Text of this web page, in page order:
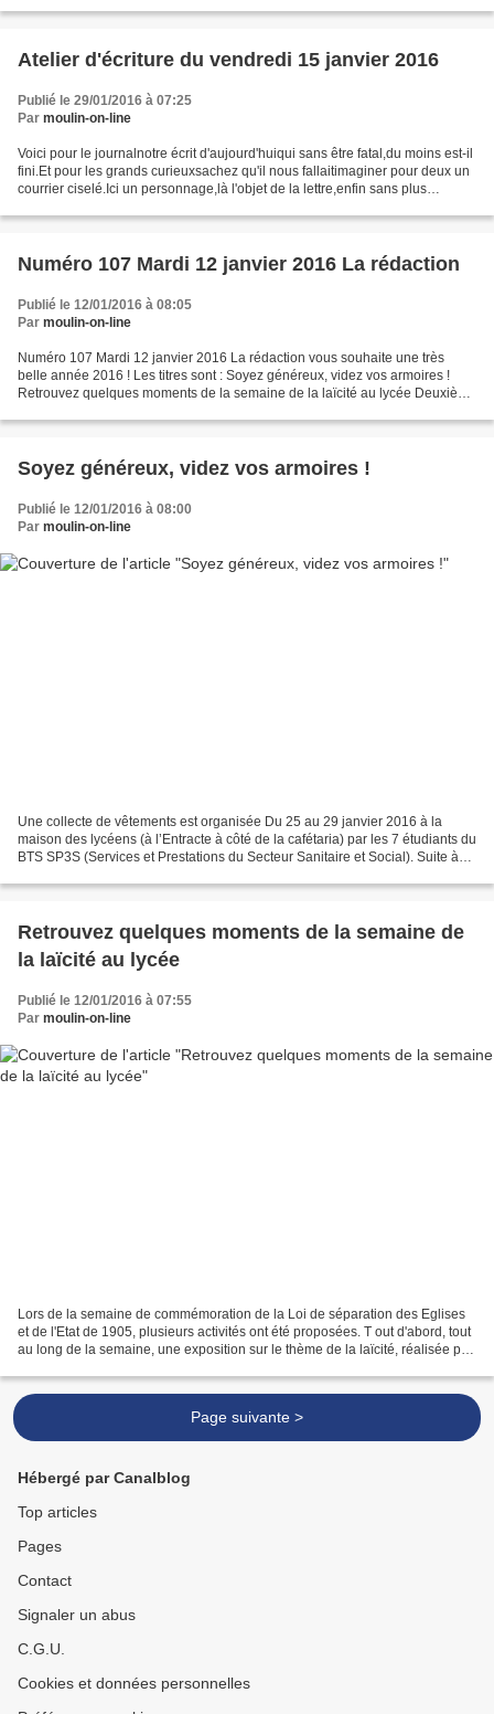
Atelier d'écriture du vendredi 15 janvier 2016
Publié le 29/01/2016 à 07:25
Par moulin-on-line
Voici pour le journalnotre écrit d'aujourd'huiqui sans être fatal,du moins est-il
fini.Et pour les grands curieuxsachez qu'il nous fallaitimaginer pour deux un
courrier ciselé.Ici un personnage,là l'objet de la lettre,enfin sans plus
Numéro 107 Mardi 12 janvier 2016 La rédaction
Publié le 12/01/2016 à 08:05
Par moulin-on-line
Numéro 107 Mardi 12 janvier 2016 La rédaction vous souhaite une très
belle année 2016 ! Les titres sont : Soyez généreux, videz vos armoires !
Retrouvez quelques moments de la semaine de la laïcité au lycée Deuxième
Soyez généreux, videz vos armoires !
Publié le 12/01/2016 à 08:00
Par moulin-on-line
Une collecte de vêtements est organisée Du 25 au 29 janvier 2016 à la
maison des lycéens (à l’Entracte à côté de la cafétaria) par les 7 étudiants du
BTS SP3S (Services et Prestations du Secteur Sanitaire et Social). Suite à
Retrouvez quelques moments de la semaine de
la laïcité au lycée
Publié le 12/01/2016 à 07:55
Par moulin-on-line
Lors de la semaine de commémoration de la Loi de séparation des Eglises
et de l'Etat de 1905, plusieurs activités ont été proposées. T out d'abord, tout
au long de la semaine, une exposition sur le thème de la laïcité, réalisée par
Page suivante >
Hébergé par Canalblog
Top articles
Pages
Contact
Signaler un abus
C.G.U.
Cookies et données personnelles